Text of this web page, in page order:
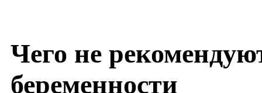
Чего не
беременности